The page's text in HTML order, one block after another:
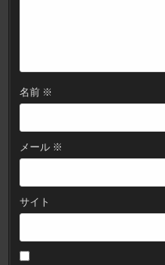
名前 ※
メール ※
サイト